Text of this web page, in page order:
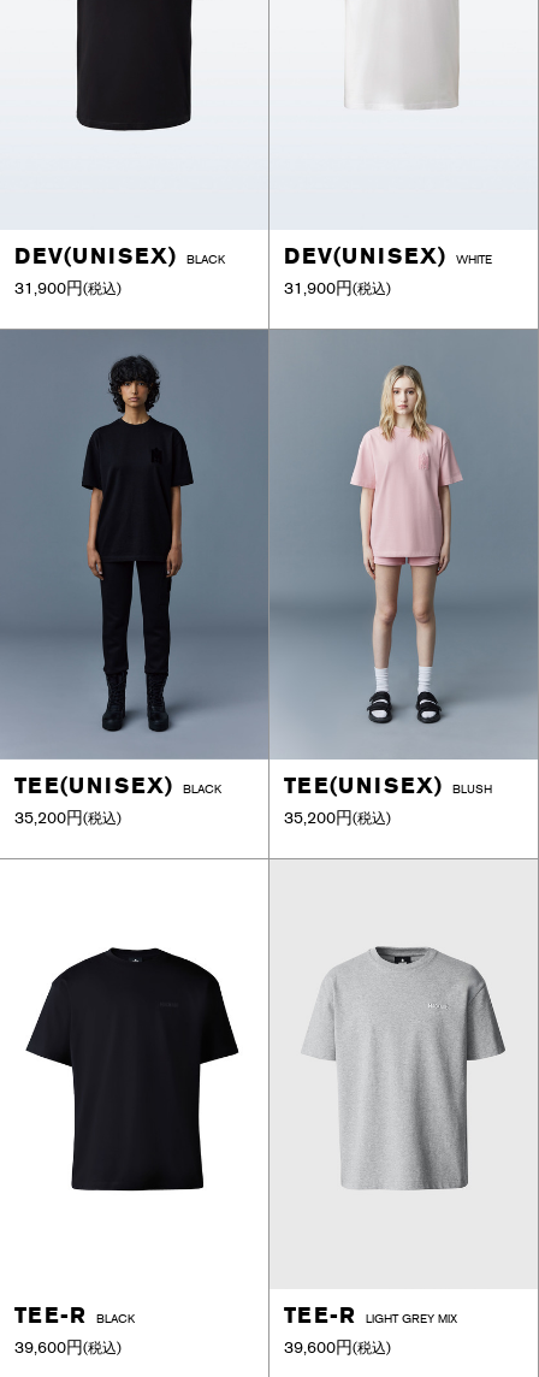
DEV(UNISEX) BLACK
31,900円(税込)
DEV(UNISEX) WHITE
31,900円(税込)
TEE(UNISEX) BLACK
35,200円(税込)
TEE(UNISEX) BLUSH
35,200円(税込)
TEE-R BLACK
39,600円(税込)
TEE-R LIGHT GREY MIX
39,600円(税込)